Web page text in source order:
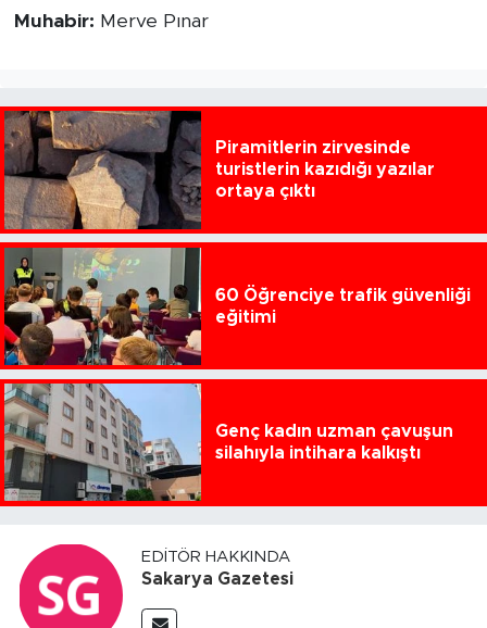
Muhabir: Merve Pınar
Piramitlerin zirvesinde
turistlerin kazıdığı yazılar
ortaya çıktı
60 Öğrenciye trafik güvenliği
eğitimi
Genç kadın uzman çavuşun
silahıyla intihara kalkıştı
EDITÖR HAKKINDA
Sakarya Gazetesi